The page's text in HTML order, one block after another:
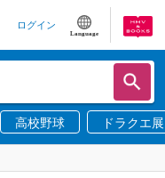
ログイン
Language
高校野球 ドラクエ展